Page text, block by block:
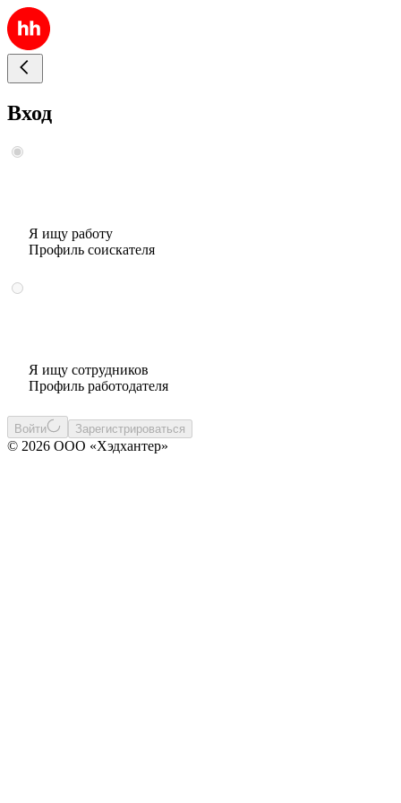
Вход
Я ищу работу
Профиль соискателя
Я ищу сотрудников
Профиль работодателя
Войти Зарегистрироваться
© 2026 ООО «Хэдхантер»